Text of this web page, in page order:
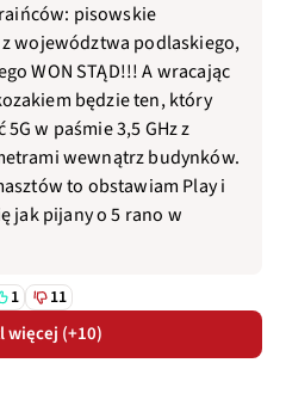
pisowskie
województwa podlaskiego,
WON STĄD!!! A wracając
będzie ten, który
w paśmie 3,5 GHz z
wewnątrz budynków.
to obstawiam Play i
jak pijany o 5 rano w
1 11
więcej (+10)